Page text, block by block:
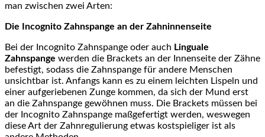
man zwischen zwei Arten:
Die Incognito Zahnspange an der Zahninnenseite
Bei der Incognito Zahnspange oder auch Linguale
Zahnspange werden die Brackets an der Innenseite der Zähne
befestigt, sodass die Zahnspange für andere Menschen
unsichtbar ist. Anfangs kann es zu einem leichten Lispeln und
einer aufgeriebenen Zunge kommen, da sich der Mund erst
an die Zahnspange gewöhnen muss. Die Brackets müssen bei
der Incognito Zahnspange maßgefertigt werden, weswegen
diese Art der Zahnregulierung etwas kostspieliger ist als